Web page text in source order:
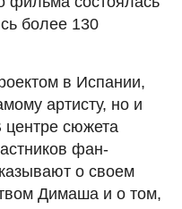
более 130
в Испании,
артисту, но и
центре сюжета
фан-
о своем
Димаша и о том,